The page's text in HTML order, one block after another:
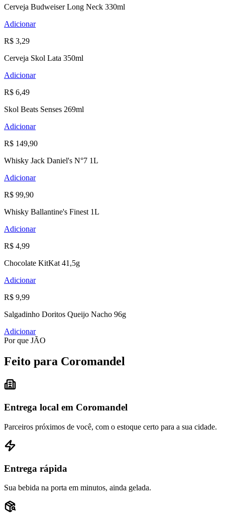
Cerveja Budweiser Long Neck 330ml
Adicionar
R$ 3,29
Cerveja Skol Lata 350ml
Adicionar
R$ 6,49
Skol Beats Senses 269ml
Adicionar
R$ 149,90
Whisky Jack Daniel's N°7 1L
Adicionar
R$ 99,90
Whisky Ballantine's Finest 1L
Adicionar
R$ 4,99
Chocolate KitKat 41,5g
Adicionar
R$ 9,99
Salgadinho Doritos Queijo Nacho 96g
Adicionar
Por que JÃO
Feito para Coromandel
Entrega local em Coromandel
Parceiros próximos de você, com o estoque certo para a sua cidade.
Entrega rápida
Sua bebida na porta em minutos, ainda gelada.